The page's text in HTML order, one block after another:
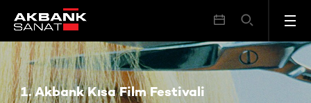
1. Akbank Kısa Film Festivali
1. Akbank Kısa Film Festivali